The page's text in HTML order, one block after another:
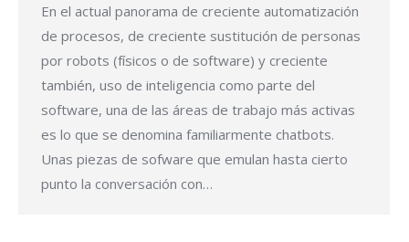
En el actual panorama de creciente automatización
de procesos, de creciente sustitución de personas
por robots (físicos o de software) y creciente
también, uso de inteligencia como parte del
software, una de las áreas de trabajo más activas
es lo que se denomina familiarmente chatbots.
Unas piezas de sofware que emulan hasta cierto
punto la conversación con…